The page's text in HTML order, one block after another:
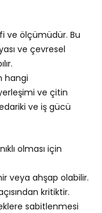
ve ölçümüdür. Bu
ve çevresel
hangi
ve çitin
ve iş gücü
olması için
veya ahşap olabilir.
kritiktir.
sabitlenmesi